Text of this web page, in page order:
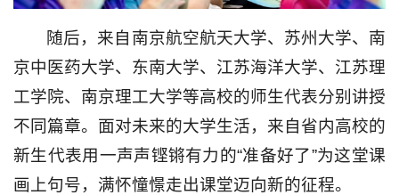
随后，来自南京航空航天大学、苏州大学、南
京中医药大学、东南大学、江苏海洋大学、江苏理
工学院、南京理工大学等高校的师生代表分别讲授
不同篇章。面对未来的大学生活，来自省内高校的
新生代表用一声声铿锵有力的“准备好了”为这堂课
画上句号，满怀憧憬走出课堂迈向新的征程。